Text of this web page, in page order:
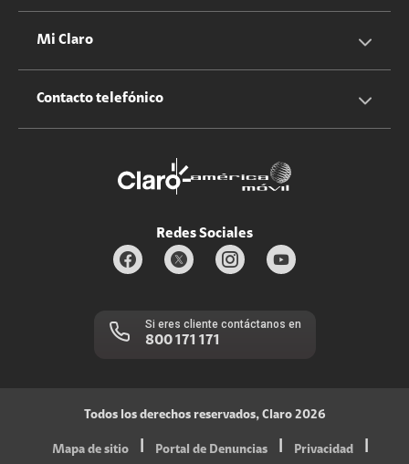
Claro club
Propietario terreno antenas
Durabilidad de bienes
Estado de Servicios
Mi Claro
Iniciar sesión
Contacto telefónico
Redes Sociales
Si eres cliente contáctanos en
800 171 171
Todos los derechos reservados, Claro 2026
Mapa de sitio Portal de Denuncias Privacidad